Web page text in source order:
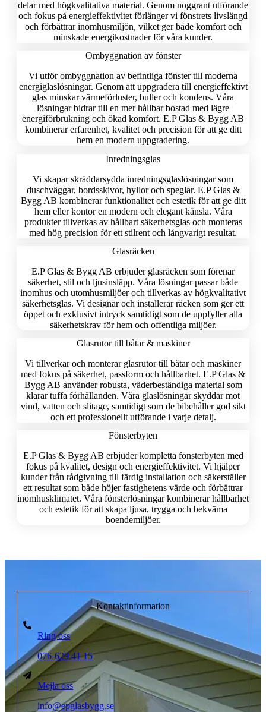
delar med högkvalitativa material. Genom noggrant utförande
och fokus på energieffektivitet förlänger vi fönstrets livslängd
och förbättrar inomhusmiljön, vilket ger både komfort och
minskade energikostnader för våra kunder.
Ombyggnation av fönster
Vi utför ombyggnation av befintliga fönster till moderna
energiglaslösningar. Genom att uppgradera till energieffektivt
glas minskar värmeförluster, buller och kondens. Våra
lösningar bidrar till en mer hållbar bostad med lägre
energiförbrukning och ökad komfort. E.P Glas & Bygg AB
kombinerar erfarenhet, kvalitet och precision för att ge ditt
hem en modern uppgradering.
Inredningsglas
Vi skapar skräddarsydda inredningsglaslösningar som
duschväggar, bordsskivor, hyllor och speglar. E.P Glas &
Bygg AB kombinerar funktionalitet och estetik för att ge ditt
hem eller kontor en modern och elegant känsla. Våra
produkter tillverkas av hållbart säkerhetsglas och monteras
med hög precision för ett stilrent och långvarigt resultat.
Glasräcken
E.P Glas & Bygg AB erbjuder glasräcken som förenar
säkerhet, stil och ljusinsläpp. Våra lösningar passar både
inomhus och utomhusmiljöer och tillverkas av högkvalitativt
säkerhetsglas. Vi designar och installerar räcken som ger ett
öppet och exklusivt intryck samtidigt som de uppfyller alla
säkerhetskrav för hem och offentliga miljöer.
Glasrutor till båtar & maskiner
Vi tillverkar och monterar glasrutor till båtar och maskiner
med fokus på säkerhet, passform och hållbarhet. E.P Glas &
Bygg AB använder robusta, väderbeständiga material som
klarar tuffa förhållanden. Våra glaslösningar skyddar mot
vind, vatten och slitage, samtidigt som de bibehåller god sikt
och ett professionellt utförande i varje detalj.
Fönsterbyten
E.P Glas & Bygg AB erbjuder kompletta fönsterbyten med
fokus på kvalitet, design och energieffektivitet. Vi hjälper
kunder från rådgivning till färdig installation och säkerställer
ett resultat som både höjer fastighetens värde och förbättrar
inomhusklimatet. Våra fönsterlösningar kombinerar hållbarhet
och estetik för att skapa ljusa, trygga och bekväma
boendemiljöer.
Kontaktinformation
Ring oss
076-629 41 15
Mejla oss
info@epglasbygg.se